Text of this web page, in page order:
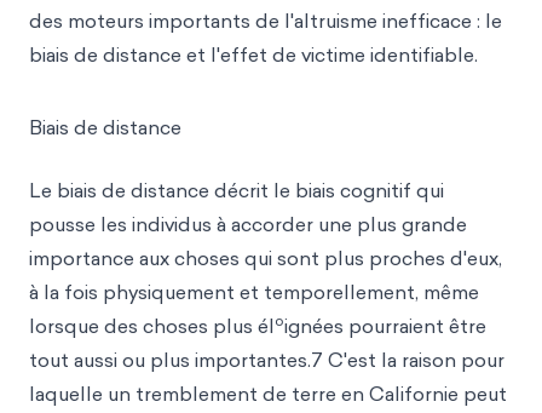
des moteurs importants de l'altruisme inefficace : le
biais de distance et l'effet de victime identifiable.
Biais de distance
Le biais de distance décrit le biais cognitif qui
pousse les individus à accorder une plus grande
importance aux choses qui sont plus proches d'eux,
à la fois physiquement et temporellement, même
lorsque des choses plus éloignées pourraient être
tout aussi ou plus importantes.7 C'est la raison pour
laquelle un tremblement de terre en Californie peut